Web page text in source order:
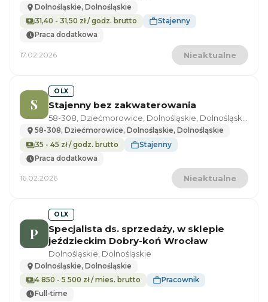
Dolnośląskie, Dolnośląskie
31,40 - 31,50 zł / godz. brutto
Stajenny
Praca dodatkowa
17.02.2026 Nieaktualne
S
OLX
Stajenny bez zakwaterowania
58-308, Dziećmorowice, Dolnośląskie, Dolnośląskie
35 - 45 zł / godz. brutto
Stajenny
Praca dodatkowa
16.02.2026 Nieaktualne
P
OLX
Specjalista ds. sprzedaży, w sklepie
jeździeckim Dobry-koń Wrocław
Dolnośląskie, Dolnośląskie
Dolnośląskie, Dolnośląskie
4 850 - 5 500 zł / mies. brutto
Pracownik
Full-time